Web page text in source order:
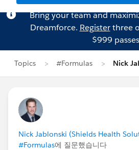
Bring your team and
Dreamforce. Registerthree
$999
Topics #Formulas Nick
Nick Jablonski (Shields Health
#Formulas에 질문했습니다